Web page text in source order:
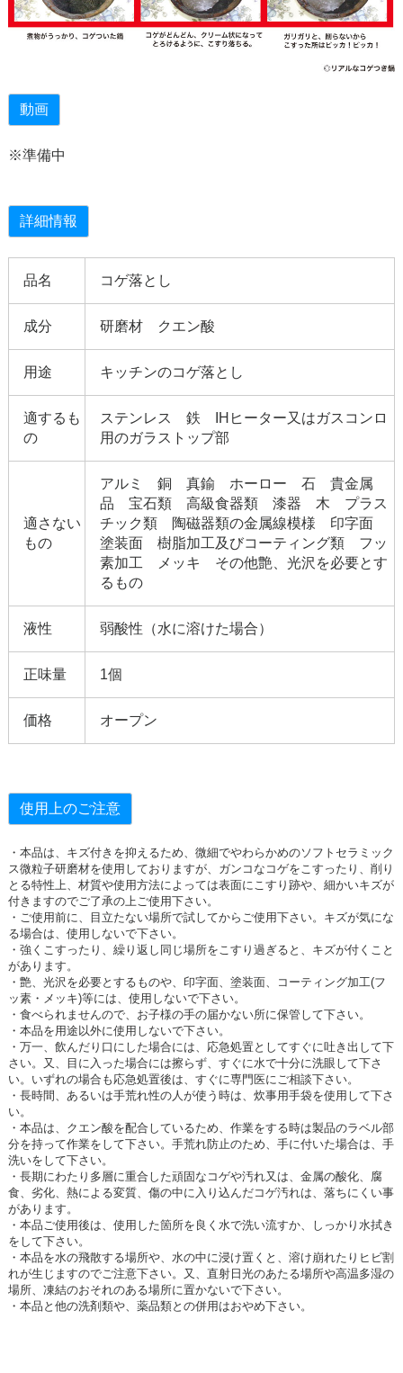
動画
※準備中
詳細情報
品名 コゲ落とし
成分 研磨材 クエン酸
用途 キッチンのコゲ落とし
適するも
の
ステンレス 鉄 IHヒーター又はガスコンロ
用のガラストップ部
適さない
もの
アルミ 銅 真鍮 ホーロー 石 貴金属
品 宝石類 高級食器類 漆器 木 プラス
チック類 陶磁器類の金属線模様 印字面
塗装面 樹脂加工及びコーティング類 フッ
素加工 メッキ その他艶、光沢を必要とす
るもの
液性 弱酸性（水に溶けた場合）
正味量 1個
価格 オープン
使用上のご注意
・本品は、キズ付きを抑えるため、微細でやわらかめのソフトセラミック
ス微粒子研磨材を使用しておりますが、ガンコなコゲをこすったり、削り
とる特性上、材質や使用方法によっては表面にこすり跡や、細かいキズが
付きますのでご了承の上ご使用下さい。
・ご使用前に、目立たない場所で試してからご使用下さい。キズが気にな
る場合は、使用しないで下さい。
・強くこすったり、繰り返し同じ場所をこすり過ぎると、キズが付くこと
があります。
・艶、光沢を必要とするものや、印字面、塗装面、コーティング加工(フ
ッ素・メッキ)等には、使用しないで下さい。
・食べられませんので、お子様の手の届かない所に保管して下さい。
・本品を用途以外に使用しないで下さい。
・万一、飲んだり口にした場合には、応急処置としてすぐに吐き出して下
さい。又、目に入った場合には擦らず、すぐに水で十分に洗眼して下さ
い。いずれの場合も応急処置後は、すぐに専門医にご相談下さい。
・長時間、あるいは手荒れ性の人が使う時は、炊事用手袋を使用して下さ
い。
・本品は、クエン酸を配合しているため、作業をする時は製品のラベル部
分を持って作業をして下さい。手荒れ防止のため、手に付いた場合は、手
洗いをして下さい。
・長期にわたり多層に重合した頑固なコゲや汚れ又は、金属の酸化、腐
食、劣化、熱による変質、傷の中に入り込んだコゲ汚れは、落ちにくい事
があります。
・本品ご使用後は、使用した箇所を良く水で洗い流すか、しっかり水拭き
をして下さい。
・本品を水の飛散する場所や、水の中に浸け置くと、溶け崩れたりヒビ割
れが生じますのでご注意下さい。又、直射日光のあたる場所や高温多湿の
場所、凍結のおそれのある場所に置かないで下さい。
・本品と他の洗剤類や、薬品類との併用はおやめ下さい。